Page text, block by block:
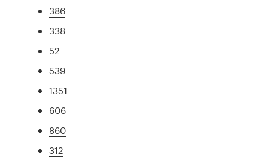
386
338
52
539
1351
606
860
312